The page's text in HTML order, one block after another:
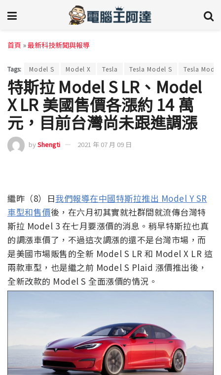
首頁 »最新科技新聞與報導
Tags: Model S Model X Tesla Tesla Model S Tesla
特斯拉 Model S LR、Model
X LR 美國售價各漲約 14 萬
元，目前台灣尚未跟進調漲
byShengti 2021 年 07 月 09 日
繼昨（8）日我們報導在中國特斯拉推出 Model Y SR
車型和售價後，在六月初其實就社群間就流傳台灣特
斯拉 Model 3 在七月要漲價的消息。稍早特斯拉也真
的調漲車價了，不過這次調漲的還不是台灣市場，而
是美國市場販售的全新 Model S LR 和 Model X LR 這
兩款車型，也是繼之前 Model S Plaid 漲價推出後，
全新改款的 Model S 全面漲價的情況。